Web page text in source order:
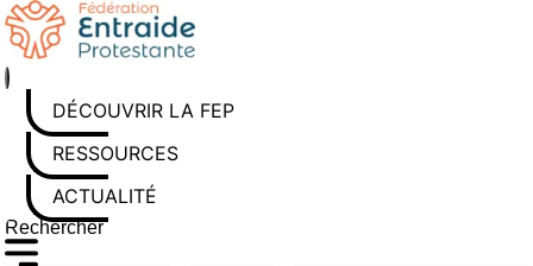
Aller au contenu
DÉCOUVRIR LA FEP
RESSOURCES
ACTUALITÉS
Rechercher sur le site
Saisissez au moins 3 caractères pour lancer la recherche